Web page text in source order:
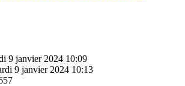
9 janvier 2024 10:09
9 janvier 2024 10:13